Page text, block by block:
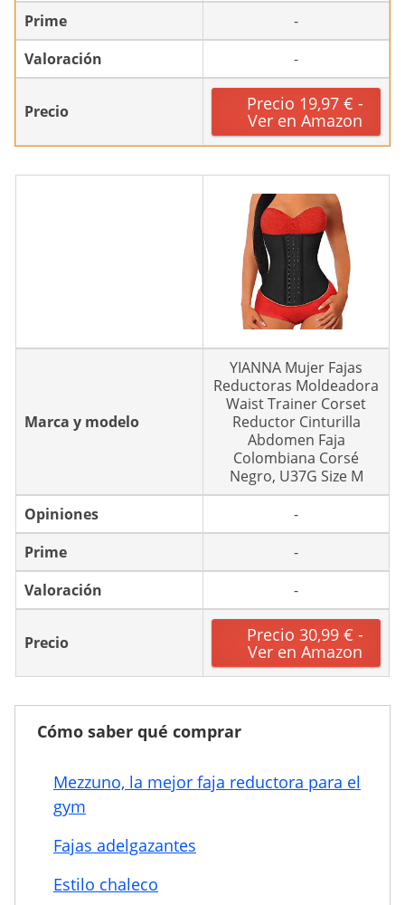
Prime
-
Valoración
-
Precio Precio 19,97 € -
Ver en Amazon
Marca y modelo
YIANNA Mujer Fajas
Reductoras Moldeadora
Waist Trainer Corset
Reductor Cinturilla
Abdomen Faja
Colombiana Corsé
Negro, U37G Size M
Opiniones
-
Prime
-
Valoración
-
Precio Precio 30,99 € -
Ver en Amazon
Cómo saber qué comprar
Mezzuno, la mejor faja reductora para el
gym
Fajas adelgazantes
Estilo chaleco